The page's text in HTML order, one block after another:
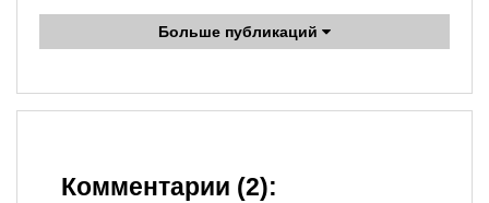
Больше публикаций
Комментарии (2):